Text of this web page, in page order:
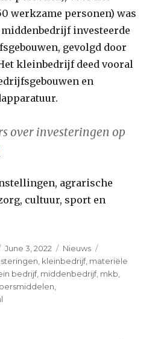
werkzame personen) was
investeerde
gevolgd door
kleinbedrijf deed vooral
en
over investeringen op
agrarische
cultuur, sport en
Posted
on
June 3, 2022 Categories
Nieuws
, kleinbedrijf, materiële
bedrijf, middenbedrijf, mkb,
,